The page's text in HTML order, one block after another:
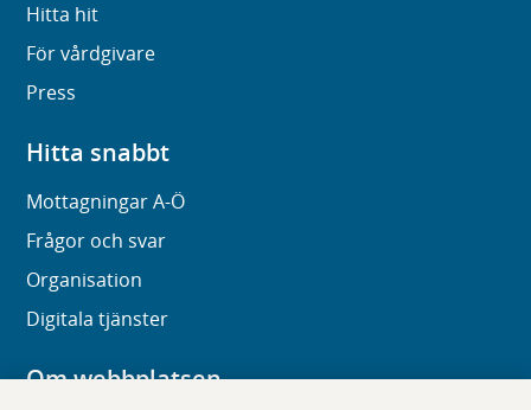
Hitta hit
För vårdgivare
Press
Hitta snabbt
Mottagningar A-Ö
Frågor och svar
Organisation
Digitala tjänster
Om webbplatsen